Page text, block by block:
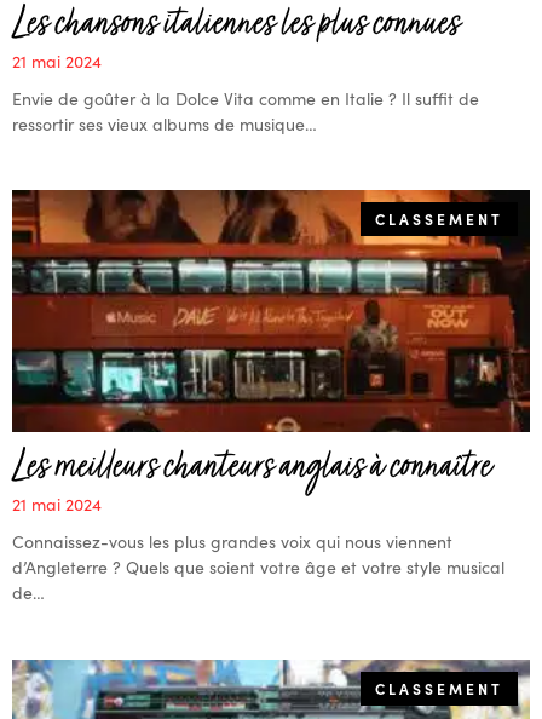
Les chansons italiennes les plus connues
21 mai 2024
Envie de goûter à la Dolce Vita comme en Italie ? Il suffit de
ressortir ses vieux albums de musique…
Les meilleurs chanteurs anglais à connaître
21 mai 2024
Connaissez-vous les plus grandes voix qui nous viennent
d’Angleterre ? Quels que soient votre âge et votre style musical
de…
CLASSEMENT
CLASSEMENT